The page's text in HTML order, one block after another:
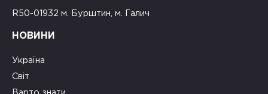
R50-01932 м. Бурштин, м. Галич
НОВИНИ
Україна
Світ
Варто знати